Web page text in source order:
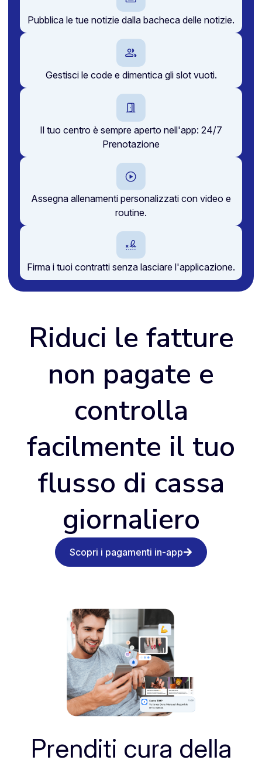
Pubblica le tue notizie dalla bacheca delle notizie.
Gestisci le code e dimentica gli slot vuoti.
Il tuo centro è sempre aperto nell'app: 24/7
Prenotazione
Assegna allenamenti personalizzati con video e
routine.
Firma i tuoi contratti senza lasciare l'applicazione.
Riduci le fatture
non pagate e
controlla
facilmente il tuo
flusso di cassa
giornaliero
Scopri i pagamenti in-app
Prenditi cura della